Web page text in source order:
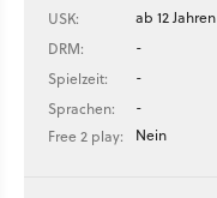
USK:
ab 12 Jahren
DRM:
-
Spielzeit:
-
Sprachen:
-
Free 2 play:
Nein